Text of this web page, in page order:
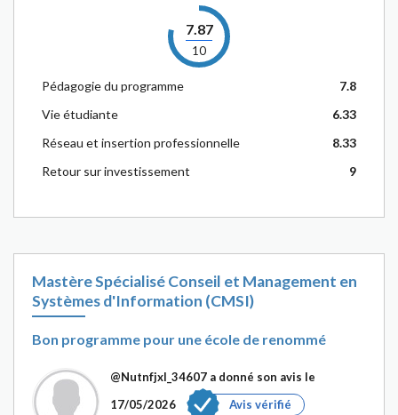
7.87
10
Pédagogie du programme
7.8
Vie étudiante
6.33
Réseau et insertion professionnelle
8.33
Retour sur investissement
9
Mastère Spécialisé Conseil et Management en
Systèmes d'Information (CMSI)
Bon programme pour une école de renommé
@Nutnfjxl_34607 a donné son avis le
17/05/2026
Avis vérifié